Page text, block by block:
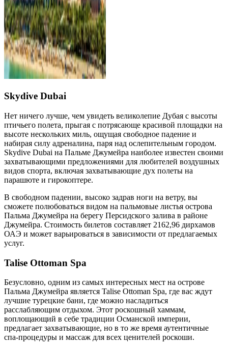
Skydive Dubai
Нет ничего лучше, чем увидеть великолепие Дубая с высоты
птичьего полета, прыгая с потрясающе красивой площадки на
высоте нескольких миль, ощущая свободное падение и
набирая силу адреналина, паря над ослепительным городом.
Skydive Dubai на Пальме Джумейра наиболее известен своими
захватывающими предложениями для любителей воздушных
видов спорта, включая захватывающие дух полеты на
парашюте и гирокоптере.
В свободном падении, высоко задрав ноги на ветру, вы
сможете полюбоваться видом на пальмовые листья острова
Пальма Джумейра на берегу Персидского залива в районе
Джумейра. Стоимость билетов составляет 2162,96 дирхамов
ОАЭ и может варьироваться в зависимости от предлагаемых
услуг.
Talise Ottoman Spa
Безусловно, одним из самых интересных мест на острове
Пальма Джумейра является Talise Ottoman Spa, где вас ждут
лучшие турецкие бани, где можно насладиться
расслабляющим отдыхом. Этот роскошный хаммам,
воплощающий в себе традиции Османской империи,
предлагает захватывающие, но в то же время аутентичные
спа-процедуры и массаж для всех ценителей роскоши.